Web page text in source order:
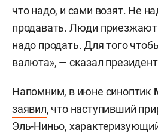
что надо, и сами возят. Не
продавать. Люди
надо продать. Для того
валюта», — сказал
Напомним, в июне синоптик
заявил, что наступивший
Эль-Ниньо,